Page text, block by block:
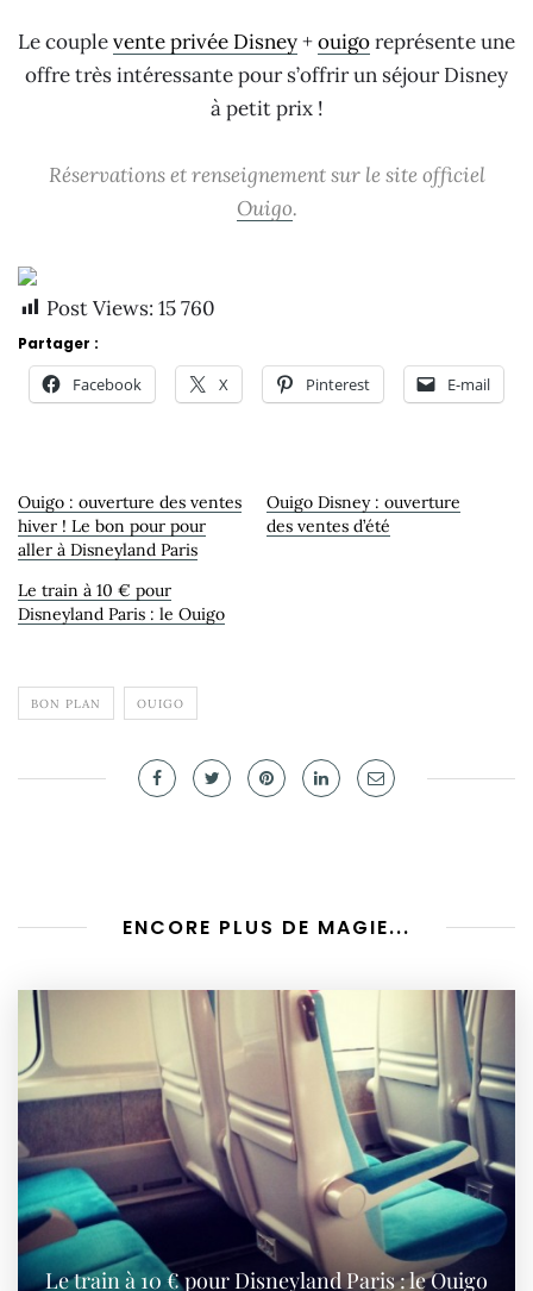
Le couplevente privée Disney+ouigoreprésente une
offre très intéressante pour s’offrir un séjour Disney
à petit prix !
Réservations et renseignement sur le site officiel
Ouigo.
Post Views: 15 760
Partager :
Facebook X Pinterest E-mail
Ouigo : ouverture des ventes
hiver ! Le bon pour pour
aller à Disneyland Paris
Ouigo Disney : ouverture
des ventes d’été
Le train à 10 € pour
Disneyland Paris : le Ouigo
BON PLAN OUIGO
ENCORE PLUS DE MAGIE...
Le train à 10 € pour Disneyland Paris : le Ouigo